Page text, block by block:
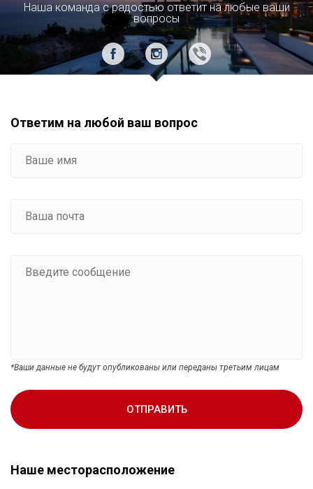
Наша команда с радостью ответит на любые ваши
вопросы
Ответим на любой ваш вопрос
*Ваши данные не будут опубликованы или переданы третьим лицам
ОТПРАВИТЬ
Наше месторасположение